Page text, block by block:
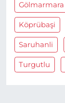
Gölmarmara
Köprübaşi
Saruhanli
Turgutlu